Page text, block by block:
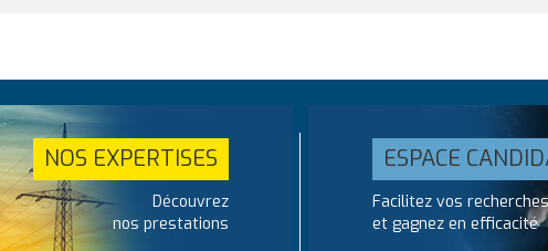
NOS EXPERTISES
Découvrez
nos prestations
ESPACE
Facilitez vos recherches
et gagnez en efficacité